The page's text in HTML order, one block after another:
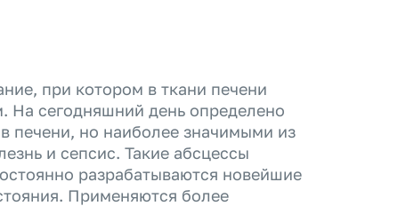
при котором в ткани печени
На сегодняшний день определено
печени, но наиболее значимыми из
и сепсис. Такие абсцессы
разрабатываются новейшие
Применяются более